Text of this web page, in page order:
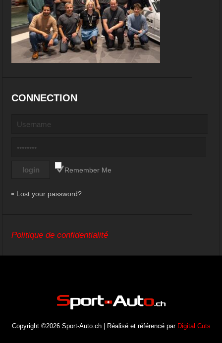
CONNECTION
Remember Me
Lost your password?
Politique de confidentialité
Copyright ©2026 Sport-Auto.ch | Réalisé et référencé par Digital Cuts